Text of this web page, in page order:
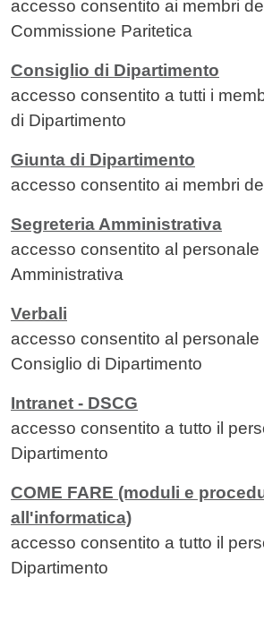
accesso consentito ai membri
Commissione Paritetica
Consiglio di Dipartimento
accesso consentito a tutti i
di Dipartimento
Giunta di Dipartimento
accesso consentito ai membri
Segreteria Amministrativa
accesso consentito al
Amministrativa
Verbali
accesso consentito al personale
Consiglio di Dipartimento
Intranet - DSCG
accesso consentito a tutto il
Dipartimento
COME FARE (moduli e
all'informatica)
accesso consentito a tutto il
Dipartimento